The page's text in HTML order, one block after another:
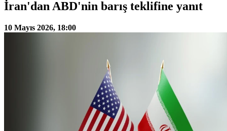
İran'dan ABD'nin barış teklifine yanıt
10 Mayıs 2026, 18:00